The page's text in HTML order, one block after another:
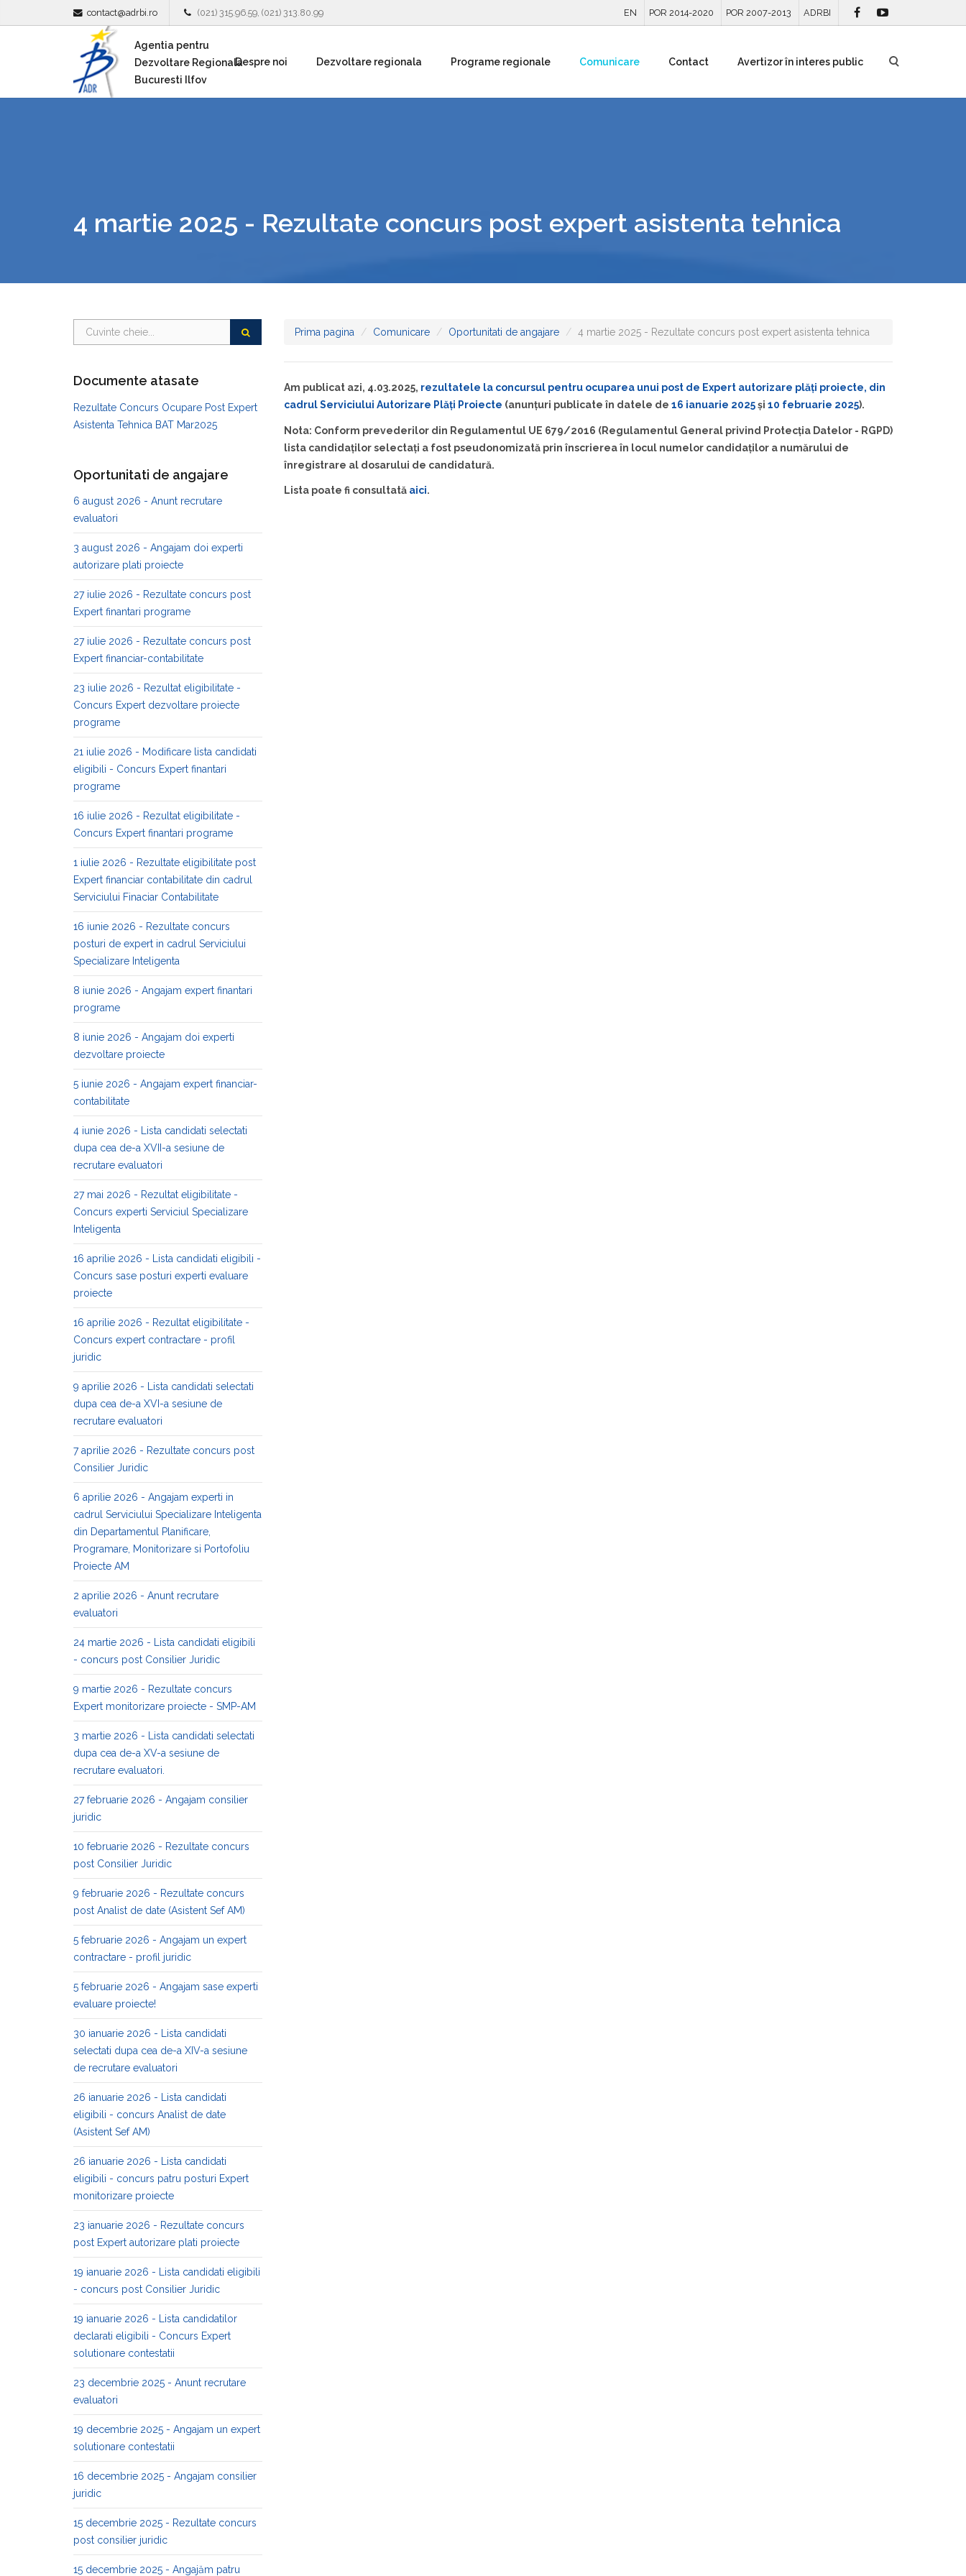
contact@adrbi.ro (021) 315.96.59, (021) 313.80.99 EN POR 2014-2020 POR 2007-2013 ADRBI
Agentia pentru
Dezvoltare Regionala
Bucuresti Ilfov
Despre noi Dezvoltare regionala Programe regionale Comunicare Contact Avertizor în interes public
4 martie 2025 - Rezultate concurs post expert asistenta tehnica
Prima pagina Comunicare Oportunitati de angajare 4 martie 2025 - Rezultate concurs post expert asistenta tehnica
Am publicat azi, 4.03.2025, rezultatele la concursul pentru ocuparea unui post de Expert autorizare plăți proiecte, din
cadrul Serviciului Autorizare Plăți Proiecte (anunțuri publicate în datele de 16 ianuarie 2025și 10 februarie 2025).
Nota: Conform prevederilor din Regulamentul UE 679/2016 (Regulamentul General privind Protecția Datelor - RGPD)
lista candidaților selectați a fost pseudonomizată prin înscrierea în locul numelor candidaților a numărului de
înregistrare al dosarului de candidatură.
Lista poate fi consultată aici.
Documente atasate
Rezultate Concurs Ocupare Post Expert
Asistenta Tehnica BAT Mar2025
Oportunitati de angajare
6 august 2026 - Anunt recrutare
evaluatori
3 august 2026 - Angajam doi experti
autorizare plati proiecte
27 iulie 2026 - Rezultate concurs post
Expert finantari programe
27 iulie 2026 - Rezultate concurs post
Expert financiar-contabilitate
23 iulie 2026 - Rezultat eligibilitate -
Concurs Expert dezvoltare proiecte
programe
21 iulie 2026 - Modificare lista candidati
eligibili - Concurs Expert finantari
programe
16 iulie 2026 - Rezultat eligibilitate -
Concurs Expert finantari programe
1 iulie 2026 - Rezultate eligibilitate post
Expert financiar contabilitate din cadrul
Serviciului Finaciar Contabilitate
16 iunie 2026 - Rezultate concurs
posturi de expert in cadrul Serviciului
Specializare Inteligenta
8 iunie 2026 - Angajam expert finantari
programe
8 iunie 2026 - Angajam doi experti
dezvoltare proiecte
5 iunie 2026 - Angajam expert financiar-
contabilitate
4 iunie 2026 - Lista candidati selectati
dupa cea de-a XVII-a sesiune de
recrutare evaluatori
27 mai 2026 - Rezultat eligibilitate -
Concurs experti Serviciul Specializare
Inteligenta
16 aprilie 2026 - Lista candidati eligibili -
Concurs sase posturi experti evaluare
proiecte
16 aprilie 2026 - Rezultat eligibilitate -
Concurs expert contractare - profil
juridic
9 aprilie 2026 - Lista candidati selectati
dupa cea de-a XVI-a sesiune de
recrutare evaluatori
7 aprilie 2026 - Rezultate concurs post
Consilier Juridic
6 aprilie 2026 - Angajam experti in
cadrul Serviciului Specializare Inteligenta
din Departamentul Planificare,
Programare, Monitorizare si Portofoliu
Proiecte AM
2 aprilie 2026 - Anunt recrutare
evaluatori
24 martie 2026 - Lista candidati eligibili
- concurs post Consilier Juridic
9 martie 2026 - Rezultate concurs
Expert monitorizare proiecte - SMP-AM
3 martie 2026 - Lista candidati selectati
dupa cea de-a XV-a sesiune de
recrutare evaluatori.
27 februarie 2026 - Angajam consilier
juridic
10 februarie 2026 - Rezultate concurs
post Consilier Juridic
9 februarie 2026 - Rezultate concurs
post Analist de date (Asistent Sef AM)
5 februarie 2026 - Angajam un expert
contractare - profil juridic
5 februarie 2026 - Angajam sase experti
evaluare proiecte!
30 ianuarie 2026 - Lista candidati
selectati dupa cea de-a XIV-a sesiune
de recrutare evaluatori
26 ianuarie 2026 - Lista candidati
eligibili - concurs Analist de date
(Asistent Sef AM)
26 ianuarie 2026 - Lista candidati
eligibili - concurs patru posturi Expert
monitorizare proiecte
23 ianuarie 2026 - Rezultate concurs
post Expert autorizare plati proiecte
19 ianuarie 2026 - Lista candidati eligibili
- concurs post Consilier Juridic
19 ianuarie 2026 - Lista candidatilor
declarati eligibili - Concurs Expert
solutionare contestatii
23 decembrie 2025 - Anunt recrutare
evaluatori
19 decembrie 2025 - Angajam un expert
solutionare contestatii
16 decembrie 2025 - Angajam consilier
juridic
15 decembrie 2025 - Rezultate concurs
post consilier juridic
15 decembrie 2025 - Angajăm patru